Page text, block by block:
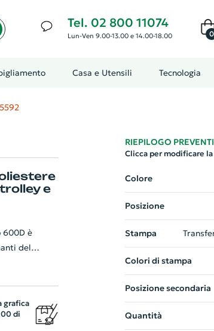
Tel. 02 800 11074
Lun-Ven 9.00-13.00 e 14.00-18.00 0
Casa e Utensili Tecnologia
e
600D è
del
grafica
di
RIEPILOGO
Clicca per modificare
Colore
Posizione
Stampa
Colori di stampa
Posizione secondaria
Quantità